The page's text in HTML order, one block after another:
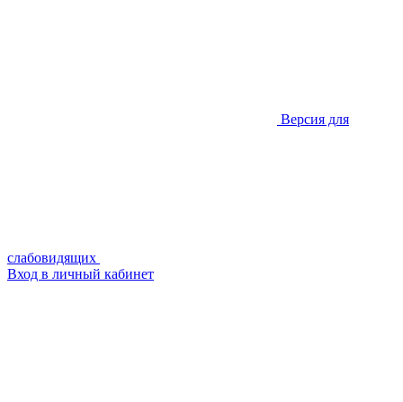
Версия для
слабовидящих
Вход в личный кабинет